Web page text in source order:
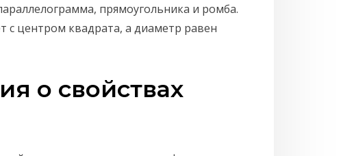
прямоугольника и ромба.
с центром квадрата, а диаметр равен
о свойствах